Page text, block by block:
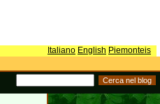
Italiano English Piemonteis